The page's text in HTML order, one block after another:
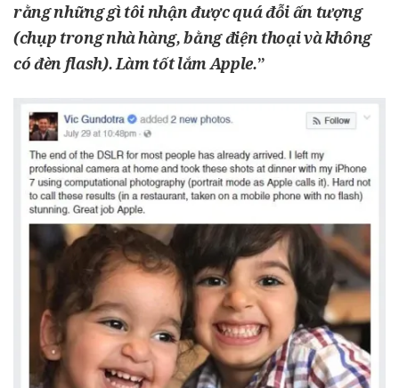
rằng những gì tôi nhận được quá đỗi ấn tượng
(chụp trong nhà hàng, bằng điện thoại và không
có đèn flash). Làm tốt lắm Apple.”